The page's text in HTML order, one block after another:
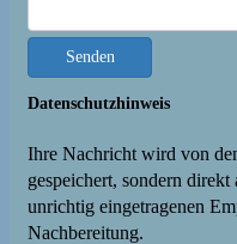
Senden
Datenschutzhinweis
Ihre Nachricht wird von
gespeichert, sondern
unrichtig eingetragenen
Nachbereitung.